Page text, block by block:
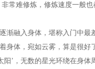
常难修炼，修炼速度一般也
融入身体，堪称入门中最
体，宛如云雾，算是很好了
，无数的星光环绕在身体